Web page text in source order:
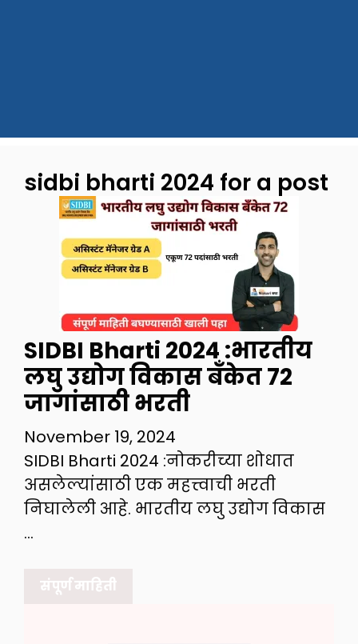
sidbi bharti 2024 for a post
SIDBI Bharti 2024 :भारतीय
लघु उद्योग विकास बँकेत 72
जागांसाठी भरती
November 19, 2024
SIDBI Bharti 2024 :नोकरीच्या शोधात
असलेल्यांसाठी एक महत्त्वाची भरती
निघालेली आहे. भारतीय लघु उद्योग विकास
…
संपूर्ण माहिती